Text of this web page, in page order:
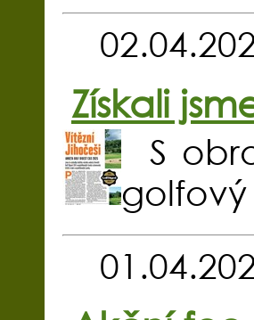
Získali
S
golfový